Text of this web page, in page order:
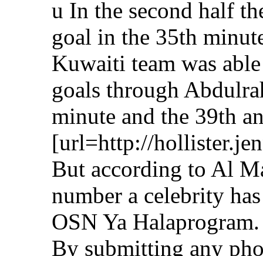
u In the second half
goal in the 35th
Kuwaiti team was
goals through
minute and the 39th
[url=http://
But according to Al
number a celebrity
OSN Ya
By submitting any